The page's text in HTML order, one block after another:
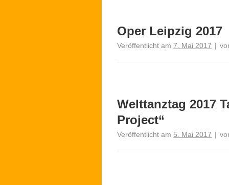
Oper Leipzig 2017
Veröffentlicht am 7. Mai 2017 |
Welttanztag 2017
Project“
Veröffentlicht am 5. Mai 2017 |